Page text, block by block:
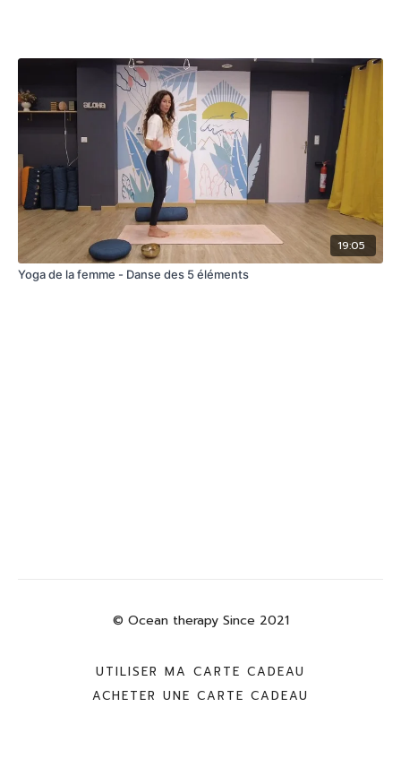
19:05
Yoga de la femme - Danse des 5 éléments
© Ocean therapy Since 2021
UTILISER MA CARTE CADEAU
ACHETER UNE CARTE CADEAU